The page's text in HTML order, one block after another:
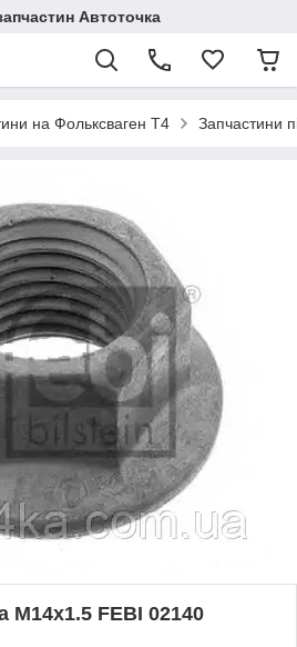
Автоточка
на Фольксваген Т4 Запчастини
M14х1.5 FEBI 02140